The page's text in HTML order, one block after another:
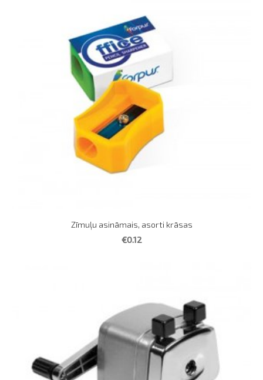
Zīmuļu asināmais, asorti krāsas
€0.12